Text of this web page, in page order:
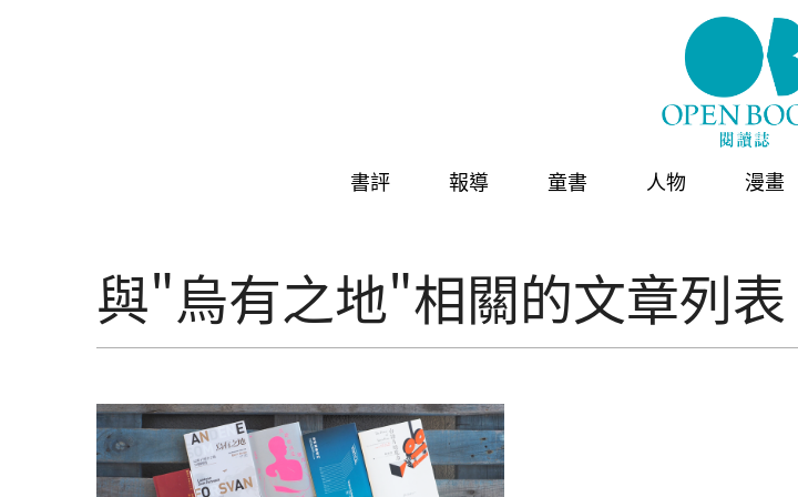
書評 報導 童書 人物 漫畫
與"烏有之地"相關的文章列表